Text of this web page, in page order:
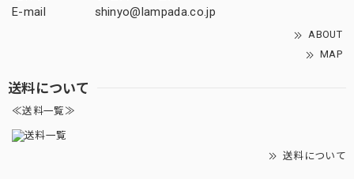
E-mail
shinyo@lampada.co.jp
ABOUT
MAP
送料について
≪送料一覧≫
送料について